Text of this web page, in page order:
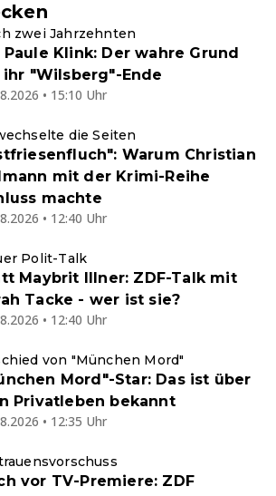
zwei Jahrzehnten
Paule Klink: Der wahre Grund
"Wilsberg"-Ende
• 15:10 Uhr
die Seiten
Warum Christian
mit der Krimi-Reihe
machte
• 12:40 Uhr
Polit-Talk
Maybrit Illner: ZDF-Talk mit
Tacke - wer ist sie?
• 12:40 Uhr
von "München Mord"
Mord"-Star: Das ist über
Privatleben bekannt
• 12:35 Uhr
vor TV-Premiere: ZDF